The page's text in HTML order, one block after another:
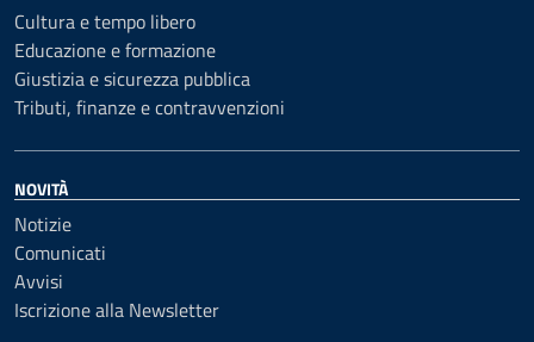
Cultura e tempo libero
Educazione e formazione
Giustizia e sicurezza pubblica
Tributi, finanze e contravvenzioni
NOVITÀ
Notizie
Comunicati
Avvisi
Iscrizione alla Newsletter